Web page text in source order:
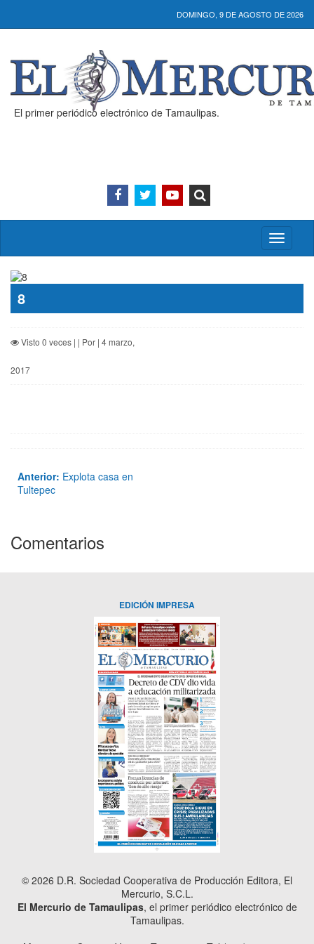
DOMINGO, 9 DE AGOSTO DE 2026
El primer periódico electrónico de Tamaulipas.
Activar/
menú
8
Visto 0 veces | | Por | 4 marzo,
2017
Anterior: Explota casa en
Tultepec
Comentarios
EDICIÓN IMPRESA
© 2026 D.R. Sociedad Cooperativa de Producción Editora, El
Mercurio, S.C.L.
El Mercurio de Tamaulipas, el primer periódico electrónico de
Tamaulipas.